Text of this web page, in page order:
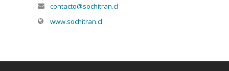
contacto@sochitran.cl
www.sochitran.cl